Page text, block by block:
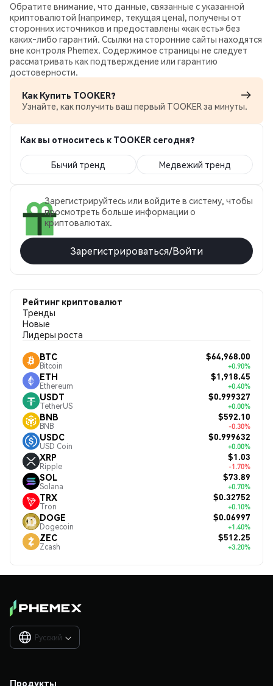
Обратите внимание, что данные, связанные с указанной
криптовалютой (например, текущая цена), получены от
сторонних источников и предоставлены «как есть» без
каких‑либо гарантий. Ссылки на сторонние сайты находятся
вне контроля Phemex. Содержимое страницы не следует
рассматривать как подтверждение или гарантию
достоверности.
Как Купить TOOKER?
Узнайте, как получить ваш первый TOOKER за минуты.
Как вы относитесь к TOOKER сегодня?
Бычий тренд Медвежий тренд
Зарегистрируйтесь или войдите в систему, чтобы
просмотреть больше информации о
криптовалютах.
Зарегистрироваться/Войти
Рейтинг криптовалют
Тренды
Новые
Лидеры роста
BTC
Bitcoin
$64,968.00
+0.90%
ETH
Ethereum
$1,918.45
+0.40%
USDT
TetherUS
$0.999327
+0.00%
BNB
BNB
$592.10
-0.30%
USDC
USD Coin
$0.999632
+0.00%
XRP
Ripple
$1.03
-1.70%
SOL
Solana
$73.89
+0.70%
TRX
Tron
$0.32752
+0.10%
DOGE
Dogecoin
$0.06997
+1.40%
ZEC
Zcash
$512.25
+3.20%
Русский 
Продукты